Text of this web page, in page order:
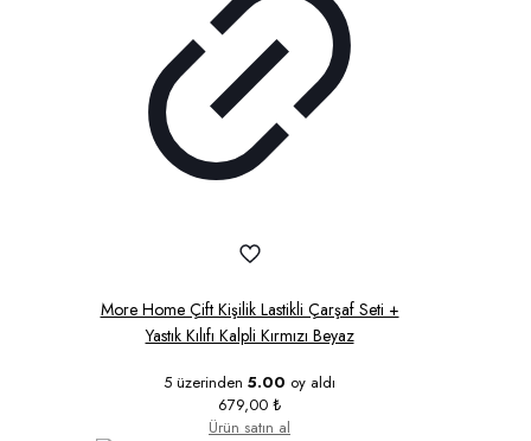
More Home Çift Kişilik Lastikli Çarşaf Seti +
Yastık Kılıfı Kalpli Kırmızı Beyaz
5 üzerinden 5.00 oy aldı
679,00 ₺
Ürün satın al